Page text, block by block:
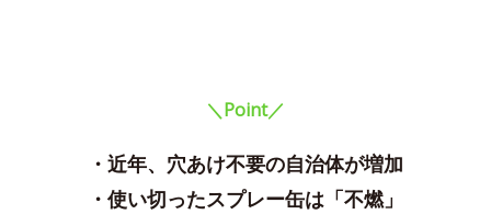
＼Point／
・近年、穴あけ不要の自治体が増加
・使い切ったスプレー缶は「不燃」